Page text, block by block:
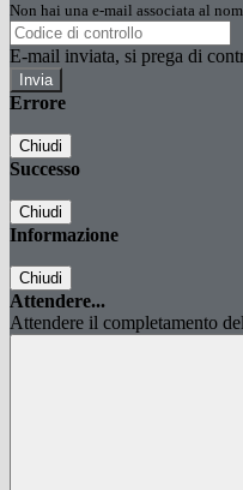
Non hai una e-mail associata al
E-mail inviata, si prega di
Errore
Chiudi
Successo
Chiudi
Informazione
Chiudi
Attendere...
Attendere il completamento